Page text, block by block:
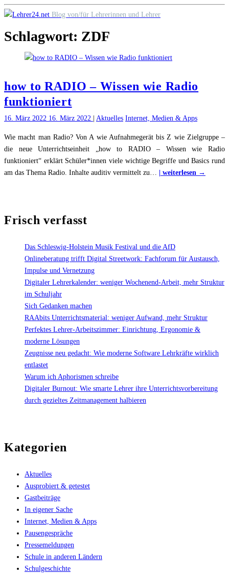
Skip
content
Blog von/für Lehrerinnen und Lehrer
Schlagwort: ZDF
how to RADIO – Wissen wie Radio
funktioniert
16. März 2022 16. März 2022 Aktuelles Internet, Medien & Apps
Wie macht man Radio? Von A wie Aufnahmegerät bis Z wie Zielgruppe –
die neue Unterrichtseinheit „how to RADIO – Wissen wie Radio
funktioniert“ erklärt Schüler*innen viele wichtige Begriffe und Basics rund
am das Thema Radio. Inhalte auditiv vermittelt zu… | weiterlesen →
Frisch verfasst
Das Schleswig-Holstein Musik Festival und die AfD
Onlineberatung trifft Digital Streetwork: Fachforum für Austausch,
Impulse und Vernetzung
Digitaler Lehrerkalender: weniger Wochenend-Arbeit, mehr Struktur
im Schuljahr
Sich Gedanken machen
RAAbits Unterrichtsmaterial: weniger Aufwand, mehr Struktur
Perfektes Lehrer-Arbeitszimmer: Einrichtung, Ergonomie &
moderne Lösungen
Zeugnisse neu gedacht: Wie moderne Software Lehrkräfte wirklich
entlastet
Warum ich Aphorismen schreibe
Digitaler Burnout: Wie smarte Lehrer ihre Unterrichtsvorbereitung
durch gezieltes Zeitmanagement halbieren
Kategorien
Aktuelles
Ausprobiert & getestet
Gastbeiträge
In eigener Sache
Internet, Medien & Apps
Pausengespräche
Pressemeldungen
Schule in anderen Ländern
Schulgeschichte